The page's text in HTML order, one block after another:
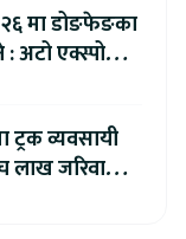
मा डोङफेङका
अटो एक्स्पोमा
व्यवसायी
लाख जरिवाना